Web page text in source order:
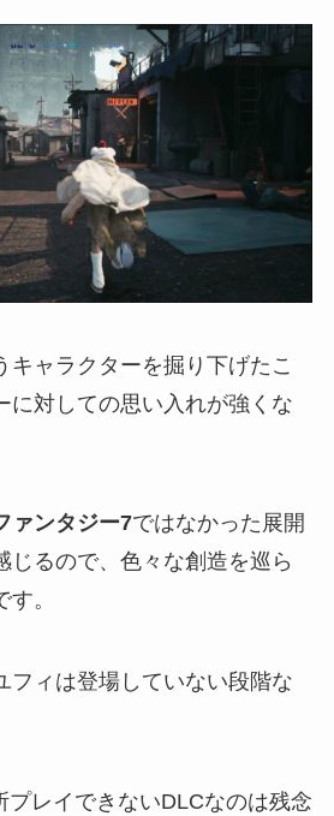
キャラクターを掘り下げたこ
に対しての思い入れが強くな
ァンタジー7ではなかった展開
じるので、色々な創造を巡ら
。
フィは登場していない段階な
プレイできないDLCなのは残念